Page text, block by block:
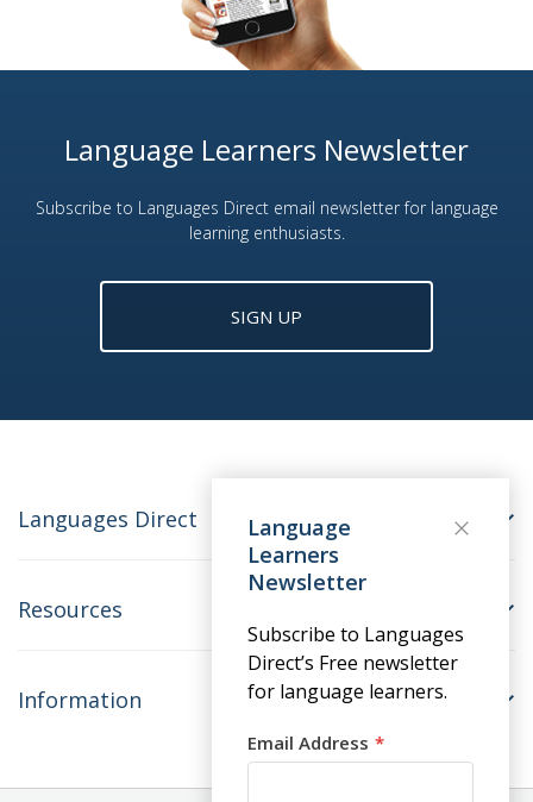
Language Learners Newsletter
Subscribe to Languages Direct email newsletter for language
learning enthusiasts.
SIGN UP
Languages Direct
Resources
Information
Language
Learners
Newsletter
Subscribe to Languages
Direct’s Free newsletter
for language learners.
Email Address